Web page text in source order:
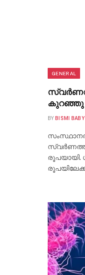
GENERAL
കുറഞ്ഞു
BY BISMI BABY
രൂപയായി.